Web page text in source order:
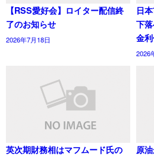
【RSS愛好会】ロイター配信終
了のお知らせ
2026年7月18日
日
下
金
2026
英次期財務相はマフムード氏の
原